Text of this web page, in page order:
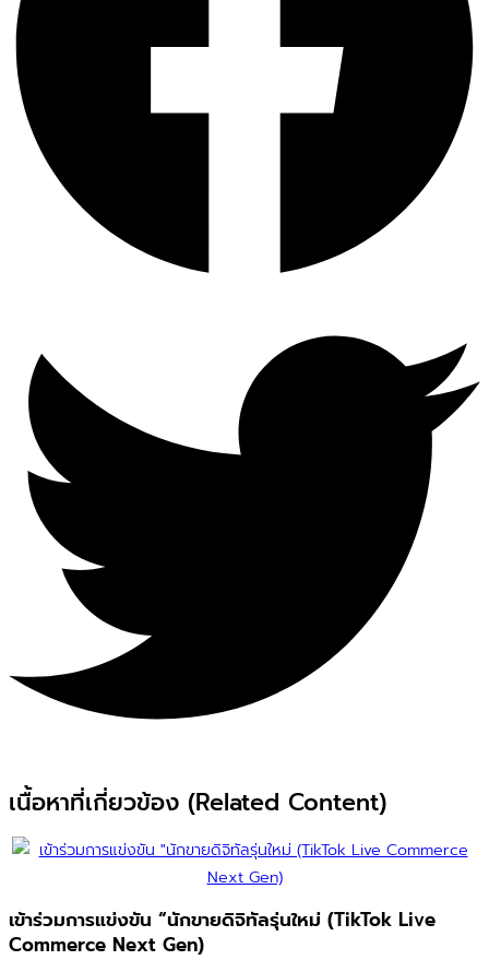
เนื้อหาที่เกี่ยวข้อง (Related Content)
เข้าร่วมการแข่งขัน “นักขายดิจิทัลรุ่นใหม่ (TikTok Live
Commerce Next Gen)